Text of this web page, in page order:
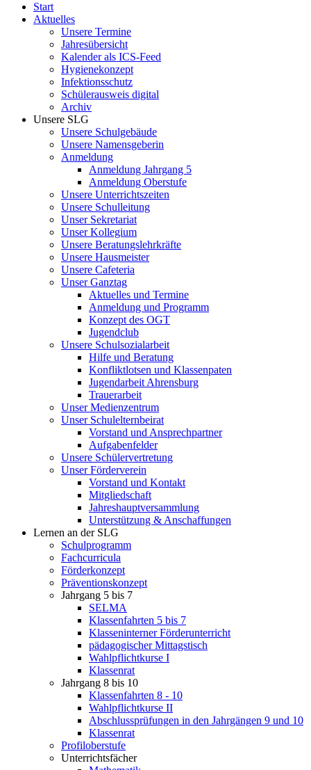
Start
Aktuelles
Unsere Termine
Jahresübersicht
Kalender als ICS-Feed
Hygienekonzept
Infektionsschutz
Schülerausweis digital
Archiv
Unsere SLG
Unsere Schulgebäude
Unsere Namensgeberin
Anmeldung
Anmeldung Jahrgang 5
Anmeldung Oberstufe
Unsere Unterrichtszeiten
Unsere Schulleitung
Unser Sekretariat
Unser Kollegium
Unsere Beratungslehrkräfte
Unsere Hausmeister
Unsere Cafeteria
Unser Ganztag
Aktuelles und Termine
Anmeldung und Programm
Konzept des OGT
Jugendclub
Unsere Schulsozialarbeit
Hilfe und Beratung
Konfliktlotsen und Klassenpaten
Jugendarbeit Ahrensburg
Trauerarbeit
Unser Medienzentrum
Unser Schulelternbeirat
Vorstand und Ansprechpartner
Aufgabenfelder
Unsere Schülervertretung
Unser Förderverein
Vorstand und Kontakt
Mitgliedschaft
Jahreshauptversammlung
Unterstützung & Anschaffungen
Lernen an der SLG
Schulprogramm
Fachcurricula
Förderkonzept
Präventionskonzept
Jahrgang 5 bis 7
SELMA
Klassenfahrten 5 bis 7
Klasseninterner Förderunterricht
pädagogischer Mittagstisch
Wahlpflichtkurse I
Klassenrat
Jahrgang 8 bis 10
Klassenfahrten 8 - 10
Wahlpflichtkurse II
Abschlussprüfungen in den Jahrgängen 9 und 10
Klassenrat
Profiloberstufe
Unterrichtsfächer